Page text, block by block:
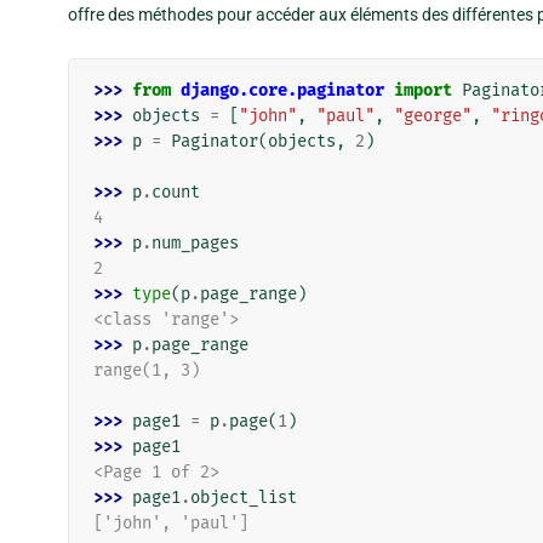
offre des méthodes pour accéder aux éléments des différentes
>>> from django.core.paginator import
>>> objects = "john" , "paul" , "george" ,
>>> p = Paginator(objects , 2 )
>>> p.count
4
>>> p.num_pages
2
>>> type(p.page_range)
<class 'range'>
>>> p.page_range
range(1, 3)
>>> page1 = p.page(1)
>>> page1
<Page 1 of 2>
>>> page1.object_list
['john', 'paul']